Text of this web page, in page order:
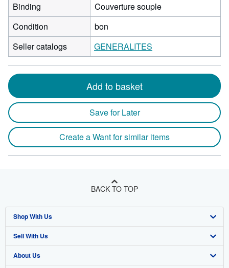
Binding
Couverture souple
Condition
bon
Seller catalogs
GENERALITES
Add to basket
Save for Later
Create a Want for similar items
BACK TO TOP
Shop With Us
Advanced Search
Browse Collections
Sell With Us
Start Selling
About Us